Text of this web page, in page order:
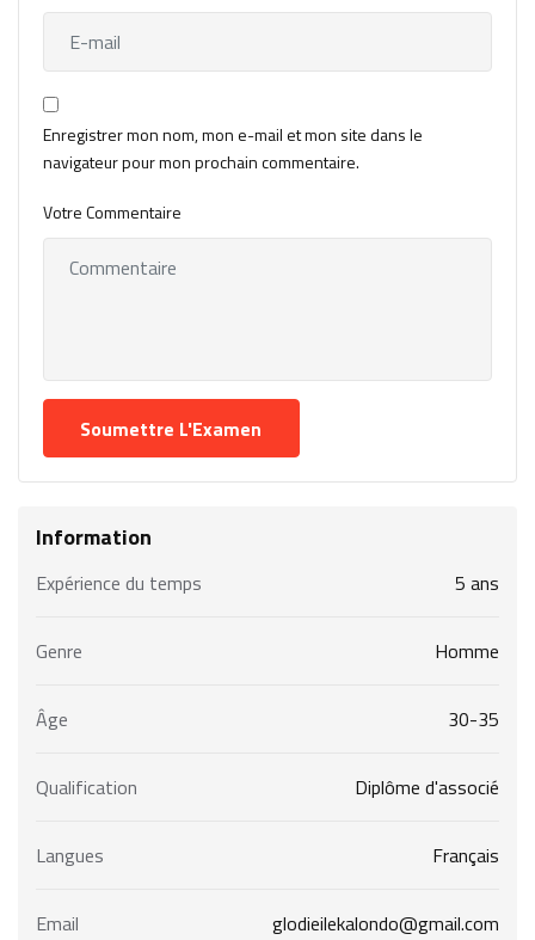
Enregistrer mon nom, mon e-mail et mon site dans le
navigateur pour mon prochain commentaire.
Votre Commentaire
Information
Expérience du temps 5 ans
Genre Homme
Âge 30-35
Qualification Diplôme d'associé
Langues Français
Email glodieilekalondo@gmail.com